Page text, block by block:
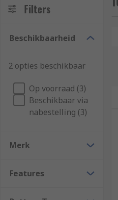
Types of Digital Camera:
SLR
DSLR
Bridge
Once you press the
electrical signals by a
Filters
Beschikbaarheid
2 opties beschikbaar
Op voorraad (3)
Beschikbaar via
nabestelling (3)
Merk
Features